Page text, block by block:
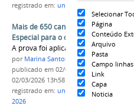
Selecionar
Página
Conteúdo
Arquivo
Pasta
Campo linhas
Link
Capa
Noticia
registrado em: uniuv
Mais de 650 candidatos prestaram o
Especial para o campus de União da
A prova foi aplicada neste domingo
por Marina Santos Daum
publicado em 02/03/2026 —última
02/03/2026 13h58
registrado em: uniuv ,união da vitoria
2026